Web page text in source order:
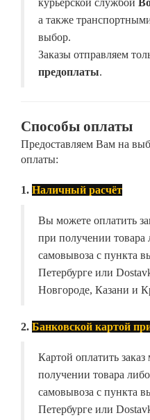
курьерской службой
а также
выбор.
Заказы отправляем
предоплаты.
Способы оплаты
Предоставляем Вам на
оплаты:
1. Наличный расчёт
Вы можете оплатить
при получении товара
самовывоза с пункта
Петербурге или
Новгороде, Казани и
2. Банковской картой
Картой оплатить
получении товара
самовывоза с пункта
Петербурге или